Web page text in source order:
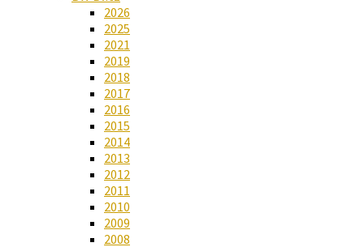
2026
2025
2021
2019
2018
2017
2016
2015
2014
2013
2012
2011
2010
2009
2008